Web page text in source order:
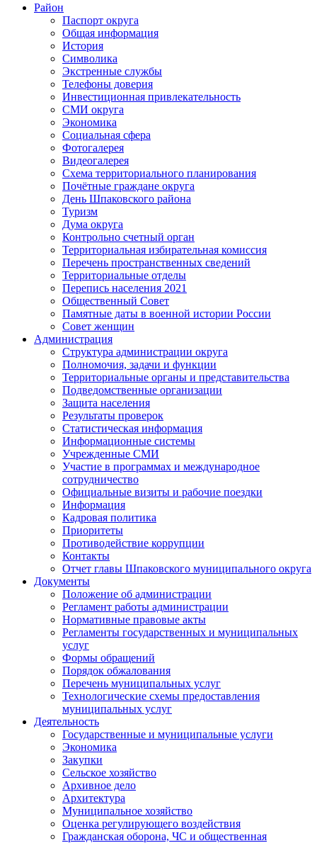
Район
Паспорт округа
Общая информация
История
Символика
Экстренные службы
Телефоны доверия
Инвестиционная привлекательность
СМИ округа
Экономика
Социальная сфера
Фотогалерея
Видеогалерея
Схема территориального планирования
Почётные граждане округа
День Шпаковского района
Туризм
Дума округа
Контрольно счетный орган
Территориальная избирательная комиссия
Перечень пространственных сведений
Территориальные отделы
Перепись населения 2021
Общественный Совет
Памятные даты в военной истории России
Совет женщин
Администрация
Структура администрации округа
Полномочия, задачи и функции
Территориальные органы и представительства
Подведомственные организации
Защита населения
Результаты проверок
Статистическая информация
Информационные системы
Учрежденные СМИ
Участие в программах и международное
сотрудничество
Официальные визиты и рабочие поездки
Информация
Кадровая политика
Приоритеты
Противодействие коррупции
Контакты
Отчет главы Шпаковского муниципального округа
Документы
Положение об администрации
Регламент работы администрации
Нормативные правовые акты
Регламенты государственных и муниципальных
услуг
Формы обращений
Порядок обжалования
Перечень муниципальных услуг
Технологические схемы предоставления
муниципальных услуг
Деятельность
Государственные и муниципальные услуги
Экономика
Закупки
Сельское хозяйство
Архивное дело
Архитектура
Муниципальное хозяйство
Оценка регулирующего воздействия
Гражданская оборона, ЧС и общественная